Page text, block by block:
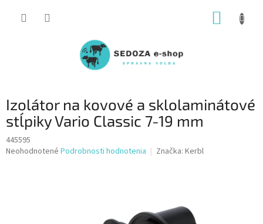
Izolátor na kovové a sklolaminátové
stĺpiky Vario Classic 7-19 mm
445595
Priemerné
Neohodnotené Podrobnosti hodnotenia Značka: Kerbl